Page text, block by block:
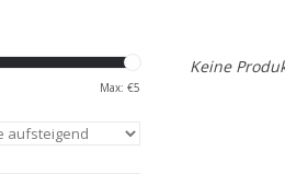
Max: €5
Keine